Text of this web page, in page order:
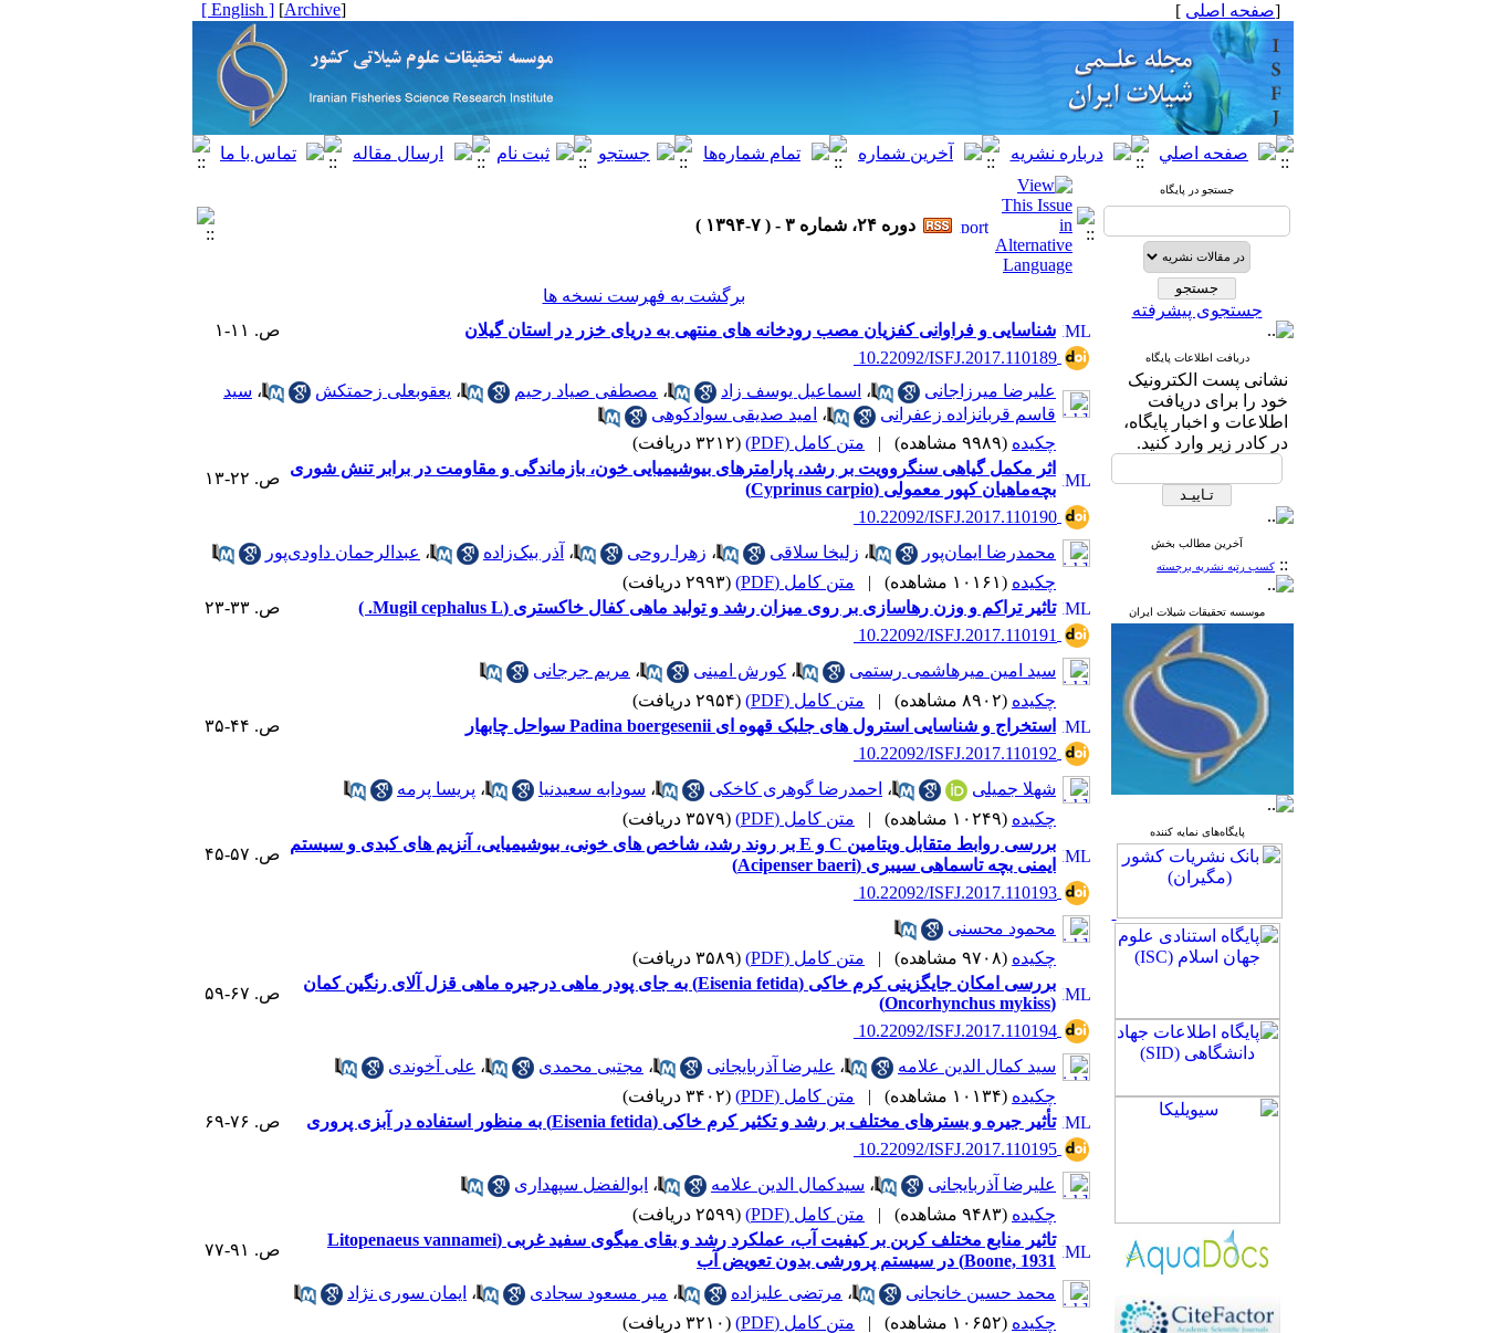
[صفحه اصلی ]
[
Archive
]
[ English ]
جستجو در پایگاه
جستجوی پیشرفته
دریافت اطلاعات پایگاه
نشانی پست الکترونیک
خود را برای دریافت
اطلاعات و اخبار پایگاه،
در کادر زیر وارد کنید.
آخرین مطالب بخش
:: کسب رتبه نشریه برجسته
موسسه تحقیقات شیلات ایران
پایگاه‌های نمایه کننده
دوره ۲۴، شماره ۳ - ( ۷-۱۳۹۴ )
برگشت به فهرست نسخه ها
شناسایی و فراوانی کفزیان مصب رودخانه های منتهی به دریای خزر در استان گیلان
ص. ۱۱-۱
‎ 10.22092/ISFJ.2017.110189
علیرضا میرزاجانی
، اسماعیل یوسف زاد ، مصطفی صیاد رحیم ، یعقوبعلی زحمتکش ، سید
قاسم قربانزاده زعفرانی
، امید صدیقی سوادکوهی
چکیده (۹۹۸۹ مشاهده) | متن کامل (PDF)
(۳۲۱۲ دریافت)
اثر مکمل گیاهی سنگروویت بر رشد، پارامترهای بیوشیمیایی خون، بازماندگی و مقاومت در برابر تنش شوری
بچه‌ماهیان کپور معمولی (Cyprinus carpio)
ص. ۲۲-۱۳
‎ 10.22092/ISFJ.2017.110190
محمدرضا ایمان‌پور
، زلیخا سلاقی ، زهرا روحی ، آذر بیک‌زاده ، عبدالرحمان داودی‌پور
چکیده (۱۰۱۶۱ مشاهده) | متن کامل (PDF)
(۲۹۹۳ دریافت)
تاثیر تراکم و وزن رهاسازی بر روی میزان رشد و تولید ماهی کفال خاکستری (Mugil cephalus L. )
ص. ۳۳-۲۳
‎ 10.22092/ISFJ.2017.110191
سید امین میرهاشمی رستمی
، کورش امینی ، مریم جرجانی
چکیده (۸۹۰۲ مشاهده) | متن کامل (PDF)
(۲۹۵۴ دریافت)
استخراج و شناسایی استرول های جلبک قهوه ای Padina boergesenii سواحل چابهار
ص. ۴۴-۳۵
‎ 10.22092/ISFJ.2017.110192
شهلا جمیلی
، احمدرضا گوهری کاخکی ، سودابه سعیدنیا ، پریسا پرمه
چکیده (۱۰۲۴۹ مشاهده) | متن کامل (PDF)
(۳۵۷۹ دریافت)
بررسی روابط متقابل ویتامین C و E بر روند رشد، شاخص های خونی، بیوشیمیایی، آنزیم های کبدی و سیستم
ایمنی بچه تاسماهی سیبری (Acipenser baeri)
ص. ۵۷-۴۵
‎ 10.22092/ISFJ.2017.110193
محمود محسنی
چکیده (۹۷۰۸ مشاهده) | متن کامل (PDF)
(۳۵۸۹ دریافت)
بررسی امکان جایگزینی کرم خاکی (Eisenia fetida) به جای پودر ماهی درجیره ماهی قزل آلای رنگین کمان
(Oncorhynchus mykiss)
ص. ۶۷-۵۹
‎ 10.22092/ISFJ.2017.110194
سید کمال الدین علامه
، علیرضا آذربایجانی ، مجتبی محمدی ، علی آخوندی
چکیده (۱۰۱۳۴ مشاهده) | متن کامل (PDF)
(۳۴۰۲ دریافت)
تأثیر جیره و بسترهای مختلف بر رشد و تکثیر کرم خاکی (Eisenia fetida) به منظور استفاده در آبزی پروری
ص. ۷۶-۶۹
‎ 10.22092/ISFJ.2017.110195
علیرضا آذربایجانی
، سیدکمال الدین علامه ، ابوالفضل سپهداری
چکیده (۹۴۸۳ مشاهده) | متن کامل (PDF)
(۲۵۹۹ دریافت)
تاثیر منابع مختلف کربن بر کیفیت آب، عملکرد رشد و بقای میگوی سفید غربی (Litopenaeus vannamei
Boone, 1931) در سیستم پرورشی بدون تعویض آب
ص. ۹۱-۷۷
محمد حسین خانجانی ، مرتضی علیزاده ، میر مسعود سجادی ، ایمان سوری نژاد
چکیده (۱۰۶۵۲ مشاهده) | متن کامل (PDF)
(۳۲۱۰ دریافت)